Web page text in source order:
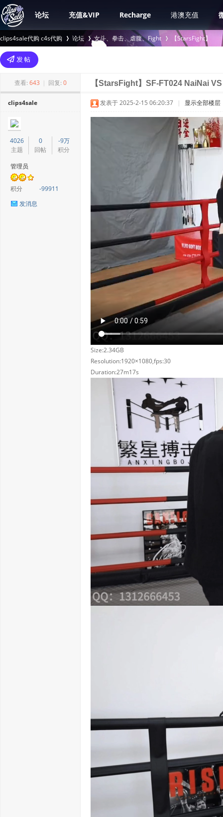
论坛 充值&VIP Recharge 港澳充值
clips4sale代购 c4s代购
>
论坛 女斗、拳击、虐腹、Fight
›
【StarsFight】
查看: 643 | 回复: 0 【StarsFight】SF-FT024 NaiNai
clips4sale
4026
主题
0
回帖
-9万
积分
管理员
积分
-99911
发消息
发表于 2025-2-15 06:20:37 | 显示全部楼层
Size:2.34GB
Resolution:1920×1080,fps:30
Duration:27m17s